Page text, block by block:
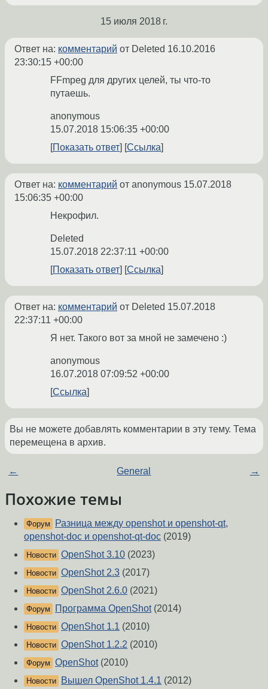
15 июля 2018 г.
Ответ на: комментарий от Deleted 16.10.2016
23:30:15 +00:00
FFmpeg для других целей, ты что-то
путаешь.
anonymous
15.07.2018 15:06:35 +00:00
Показать ответ
Ссылка
Ответ на: комментарий от anonymous 15.07.2018
15:06:35 +00:00
Некрофил.
Deleted
15.07.2018 22:37:11 +00:00
Показать ответ
Ссылка
Ответ на: комментарий от Deleted 15.07.2018
22:37:11 +00:00
Я нет. Такого вот за мной не замечено :)
anonymous
16.07.2018 07:09:52 +00:00
Ссылка
Вы не можете добавлять комментарии в эту тему. Тема
перемещена в архив.
← General →
Похожие темы
Форум
Разница между openshot и openshot-qt,
openshot-doc и openshot-qt-doc (2019)
Новости OpenShot 3.10 (2023)
Новости OpenShot 2.3 (2017)
Новости OpenShot 2.6.0 (2021)
Форум Программа OpenShot(2014)
Новости OpenShot 1.1 (2010)
Новости OpenShot 1.2.2 (2010)
Форум OpenShot(2010)
Новости Вышел OpenShot 1.4.1 (2012)